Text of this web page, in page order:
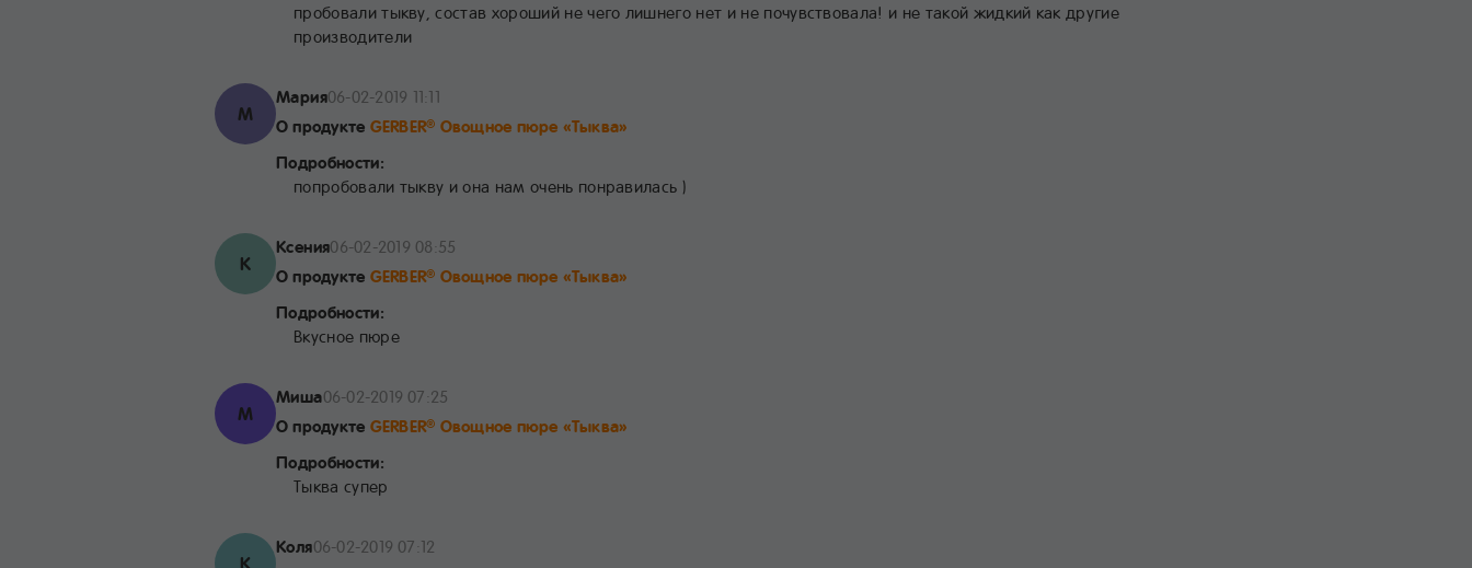
пробовали тыкву, состав хороший не чего лишнего нет и не почувствовала! и не такой жидкий как другие
производители
М
Мария06-02-2019 11:11
О продукте GERBER® Овощное пюре «Тыква»
Подробности:
попробовали тыкву и она нам очень понравилась )
К
Ксения06-02-2019 08:55
О продукте GERBER® Овощное пюре «Тыква»
Подробности:
Вкусное пюре
М
Миша06-02-2019 07:25
О продукте GERBER® Овощное пюре «Тыква»
Подробности:
Тыква супер
К
Коля06-02-2019 07:12